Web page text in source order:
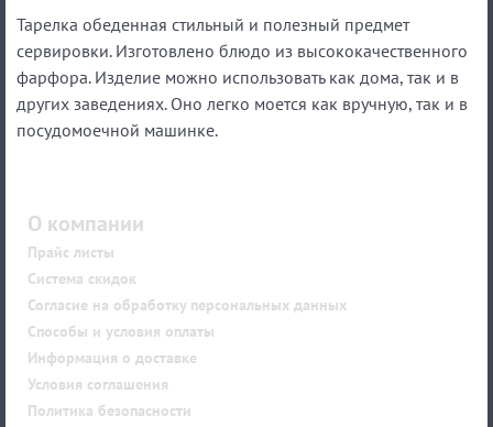
Тарелка обеденная стильный и полезный предмет
сервировки. Изготовлено блюдо из высококачественного
фарфора. Изделие можно использовать как дома, так и в
других заведениях. Оно легко моется как вручную, так и в
посудомоечной машинке.
О компании
Прайс листы
Система скидок
Согласие на обработку персональных данных
Способы и условия оплаты
Информация о доставке
Условия соглашения
Политика безопасности